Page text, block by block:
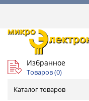
Избранное
Товаров (0)
Каталог товаров